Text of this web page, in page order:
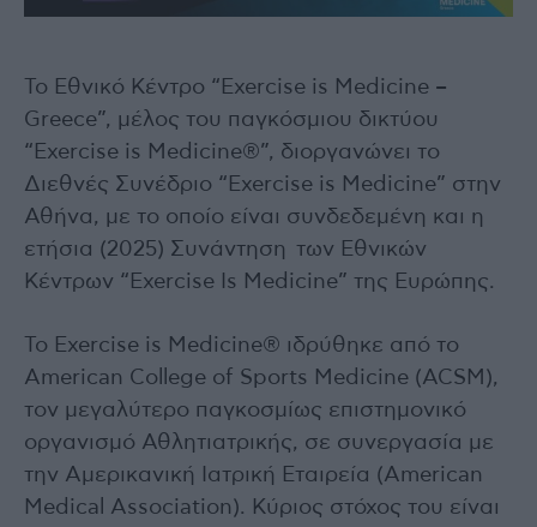
Το Εθνικό Κέντρο “Exercise is Medicine –
Greece”, μέλος του παγκόσμιου δικτύου
“Exercise is Medicine®”, διοργανώνει το
Διεθνές Συνέδριο “Exercise is Medicine” στην
Αθήνα, με το οποίο είναι συνδεδεμένη και η
ετήσια (2025) Συνάντηση των Εθνικών
Κέντρων “Exercise Is Medicine” της Ευρώπης.
Το Exercise is Medicine® ιδρύθηκε από το
American College of Sports Medicine (ACSM),
τον μεγαλύτερο παγκοσμίως επιστημονικό
οργανισμό Αθλητιατρικής, σε συνεργασία με
την Αμερικανική Ιατρική Εταιρεία (American
Medical Association). Κύριος στόχος του είναι